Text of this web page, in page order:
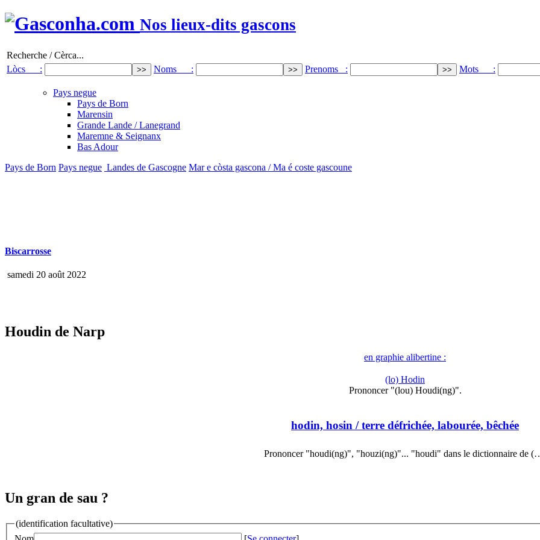
Nos lieux-dits gascons
Recherche / Cèrca...
Lòcs :
Noms : Prenoms : Mots :
Pays negue
Pays de Born
Marensin
Grande Lande / Lanegrand
Maremne & Seignanx
Bas Adour
Pays de Born Pays negue Landes de Gascogne Mar e còsta gascona / Ma é coste gascoune
Biscarrosse
samedi 20 août 2022
Houdin de Narp
en graphie alibertine :
(lo) Hodin
Prononcer "(lou) Houdi(ng)".
hodin, hosin / terre défrichée, labourée, bêchée
Prononcer "houdi(ng)", "houzi(ng)"... "houdi" dans le dictionnaire de
Un gran de sau ?
(identification facultative)